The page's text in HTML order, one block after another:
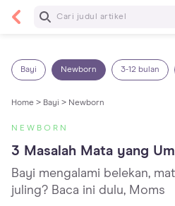
Baca Selanjutnya
Bayi Newborn 3-12 bulan
Home > Bayi > Newborn
NEWBORN
3 Masalah Mata yang
Bayi mengalami belekan,
juling? Baca ini dulu, Moms